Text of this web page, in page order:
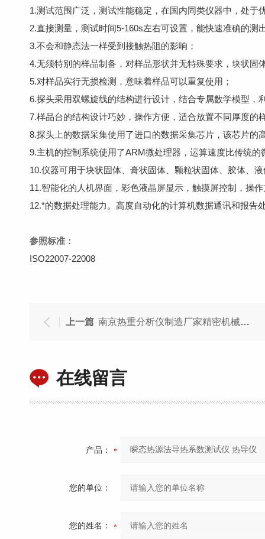
1.测试范围广泛，测试性能稳定，在国内同类仪器中，处于
2.直接测量，测试时间5-160s左右可设置，能快速准确的测
3.不会和静态法一样受到接触热阻的影响；
4.无须特别的样品制备，对样品形状并无特殊要求，块状
5.对样品实行无损检测，意味着样品可以重复使用；
6.探头采用双螺旋线的结构进行设计，结合专属数学模型，
7.样品台的结构设计巧妙，操作方便，适合放置不同厚度的
8.探头上的数据采集使用了进口的数据采集芯片，该芯片的
9.主机的控制系统使用了ARM微处理器，运算速度比传统
10.仪器可用于块状固体、膏状固体、颗粒状固体、胶体、
11.智能化的人机界面，彩色液晶屏显示，触摸屏控制，操
12.*的数据处理能力。高度自动化的计算机数据通讯和报告
参照标准：
ISO22007-22008
上一篇 南京热重分析仪制造厂家精密机械加工
在线留言
产品：
您的单位：
您的姓名：